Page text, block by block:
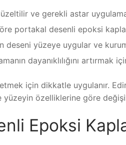
ve gerekli astar
portakal desenli epoksi
deseni yüzeye uygular ve
dayanıklılığını artırmak
için dikkatle uygulanır.
yüzeyin özelliklerine göre
Epoksi